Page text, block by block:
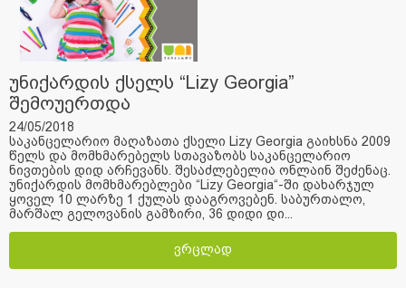
უნიქარდის ქსელს “Lizy Georgia”
შემოუერთდა
24/05/2018
საკანცელარიო მაღაზათა ქსელი Lizy Georgia გაიხსნა 2009
წელს და მომხმარებელს სთავაზობს საკანცელარიო
ნივთების დიდ არჩევანს. შესაძლებელია ონლაინ შეძენაც.
უნიქარდის მომხმარებლები “Lizy Georgia“-ში დახარჯულ
ყოველ 10 ლარზე 1 ქულას დააგროვებენ. საბურთალო,
მარშალ გელოვანის გამზირი, 36 დიდი დი...
ვრცლად